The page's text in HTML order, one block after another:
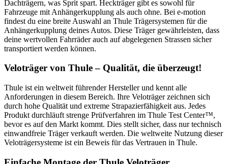
Dachträgern, was Sprit spart. Heckträger gibt es sowohl für
Fahrzeuge mit Anhängerkupplung als auch ohne. Bei e-motion
findest du eine breite Auswahl an Thule Trägersystemen für die
Anhängerkupplung deines Autos. Diese Träger gewährleisten, dass
deine wertvollen Fahrräder auch auf abgelegenen Strassen sicher
transportiert werden können.
Veloträger von Thule – Qualität, die überzeugt!
Thule ist ein weltweit führender Hersteller und kennt alle
Anforderungen in diesem Bereich. Ihre Veloträger zeichnen sich
durch hohe Qualität und extreme Strapazierfähigkeit aus. Jedes
Produkt durchläuft strenge Prüfverfahren im Thule Test Center™,
bevor es auf den Markt kommt. Dies stellt sicher, dass nur technisch
einwandfreie Träger verkauft werden. Die weltweite Nutzung dieser
Veloträgersysteme ist ein Beweis für das Vertrauen in Thule.